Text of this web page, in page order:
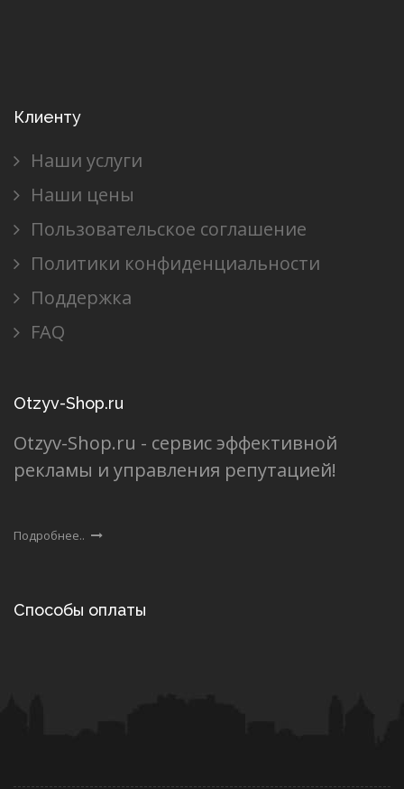
Клиенту
Наши услуги
Наши цены
Пользовательское соглашение
Политики конфиденциальности
Поддержка
FAQ
Otzyv-Shop.ru
Otzyv-Shop.ru - сервис эффективной
рекламы и управления репутацией!
Подробнее..
Способы оплаты